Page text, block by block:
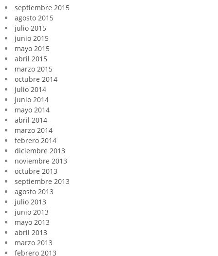
septiembre 2015
agosto 2015
julio 2015
junio 2015
mayo 2015
abril 2015
marzo 2015
octubre 2014
julio 2014
junio 2014
mayo 2014
abril 2014
marzo 2014
febrero 2014
diciembre 2013
noviembre 2013
octubre 2013
septiembre 2013
agosto 2013
julio 2013
junio 2013
mayo 2013
abril 2013
marzo 2013
febrero 2013